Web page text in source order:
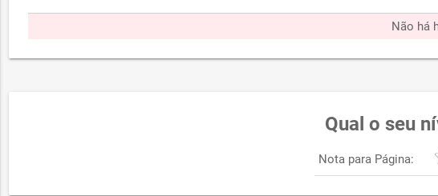
Não há
Qual o seu
Nota para Página: